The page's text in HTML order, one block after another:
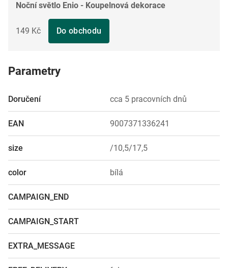
Noční světlo Enio - Koupelnová dekorace
149 Kč Do obchodu
Parametry
Doručení cca 5 pracovních dnů
EAN 9007371336241
size /10,5/17,5
color bílá
CAMPAIGN_END
CAMPAIGN_START
EXTRA_MESSAGE